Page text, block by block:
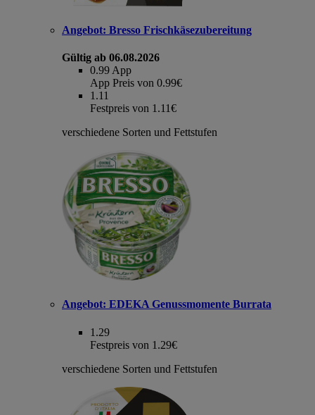
Angebot: Bresso Frischkäsezubereitung
Gültig ab 06.08.2026
0.99 App
App Preis von 0.99€
1.11
Festpreis von 1.11€
verschiedene Sorten und Fettstufen
Angebot: EDEKA Genussmomente Burrata
1.29
Festpreis von 1.29€
verschiedene Sorten und Fettstufen